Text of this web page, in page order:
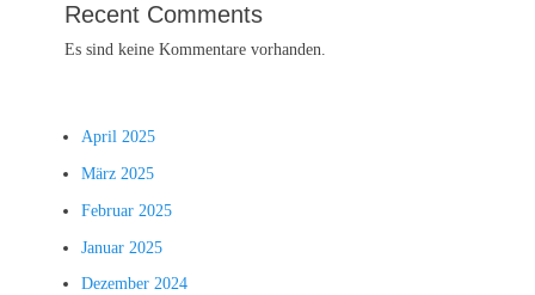
Recent Comments
Es sind keine Kommentare vorhanden.
April 2025
März 2025
Februar 2025
Januar 2025
Dezember 2024